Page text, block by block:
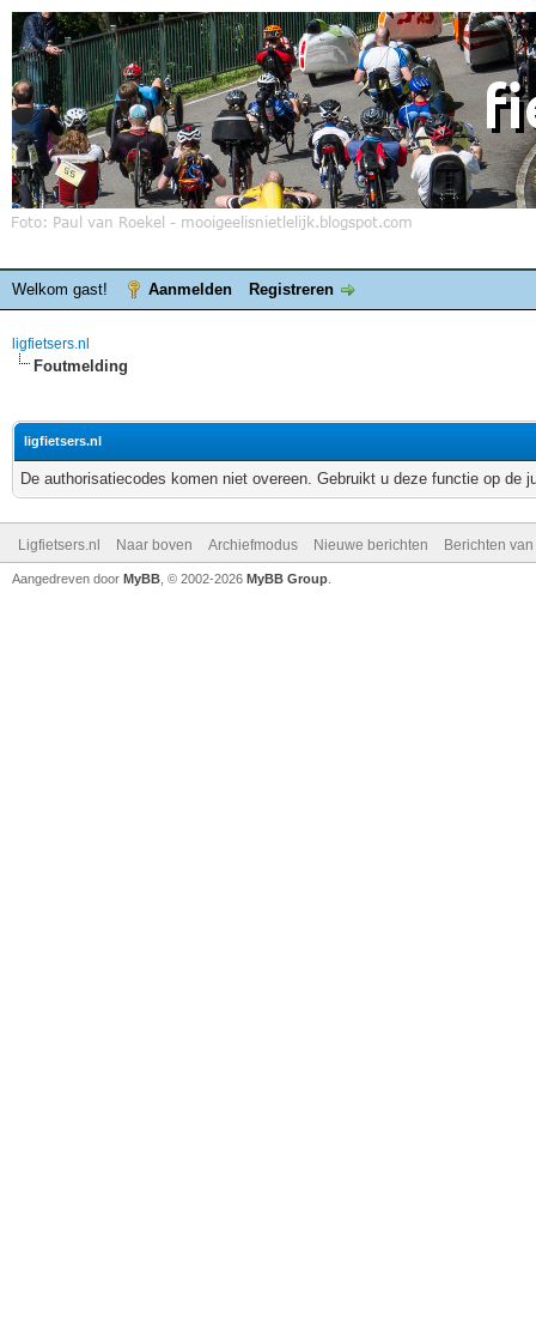
Welkom gast! Aanmelden Registreren
ligfietsers.nl
Foutmelding
ligfietsers.nl
De authorisatiecodes komen niet overeen. Gebruikt u deze functie op de
Ligfietsers.nl Naar boven Archiefmodus Nieuwe berichten Berichten
Aangedreven door MyBB , © 2002-2026 MyBB Group